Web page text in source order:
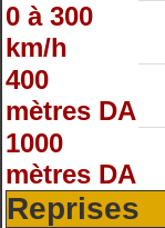
0 à 300
km/h
400
mètres DA
1000
mètres DA
Reprises